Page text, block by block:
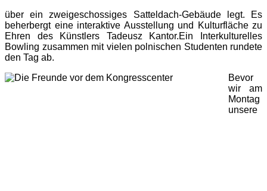
über ein zweigeschossiges Satteldach-Gebäude legt. Es
beherbergt eine interaktive Ausstellung und Kulturfläche zu
Ehren des Künstlers Tadeusz Kantor.Ein Interkulturelles
Bowling zusammen mit vielen polnischen Studenten rundete
den Tag ab.
Bevor
wir am
Montag
unsere